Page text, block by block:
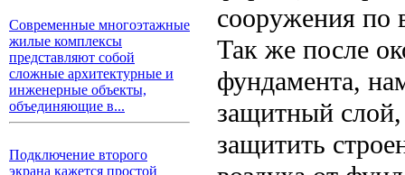
Современные многоэтажные
жилые комплексы
представляют собой
сложные архитектурные и
инженерные объекты,
объединяющие в...
Подключение второго
экрана кажется простой
сооружения по
Так же после
фундамента,
защитный слой,
защитить